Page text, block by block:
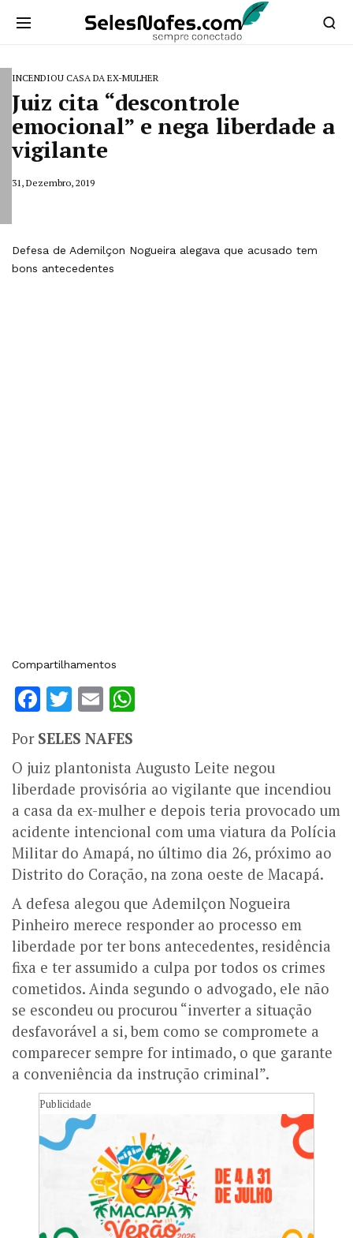
INCENDIOU CASA DA EX-MULHER
Juiz cita “descontrole
emocional” e nega liberdade a
vigilante
31, Dezembro, 2019
Defesa de Ademilçon Nogueira alegava que acusado tem
bons antecedentes
Compartilhamentos
Facebook
Twitter
Email
Por SELES NAFES
O juiz plantonista Augusto Leite negou
liberdade provisória ao vigilante que incendiou
a casa da ex-mulher e depois teria provocado um
acidente intencional com uma viatura da Polícia
Militar do Amapá, no último dia 26, próximo ao
Distrito do Coração, na zona oeste de Macapá.
A defesa alegou que Ademilçon Nogueira
Pinheiro merece responder ao processo em
liberdade por ter bons antecedentes, residência
fixa e ter assumido a culpa por todos os crimes
cometidos. Ainda segundo o advogado, ele não
se escondeu ou procurou “inverter a situação
desfavorável a si, bem como se compromete a
comparecer sempre for intimado, o que garante
a conveniência da instrução criminal”.
Publicidade